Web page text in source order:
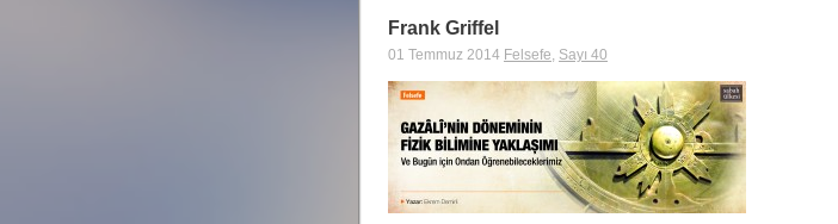
Frank Griffel
01 Temmuz 2014 Felsefe, Sayı 40